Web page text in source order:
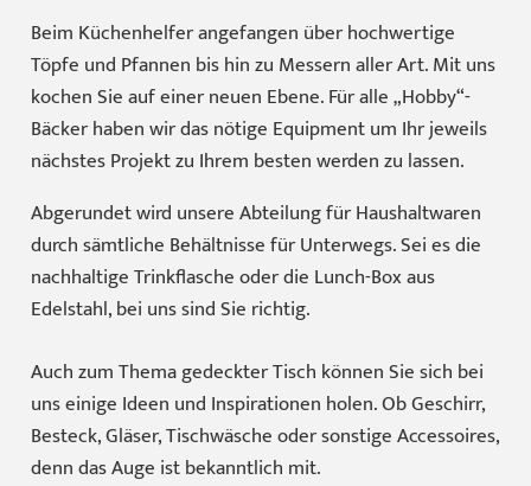
Beim Küchenhelferangefangen über hochwertige
Töpfe und Pfannen bis hin zu Messern aller Art. Mit uns
kochen Sie auf einer neuen Ebene. Für alle „Hobby“-
Bäcker haben wir das nötige Equipment um Ihr jeweils
nächstes Projekt zu Ihrem besten werden zu lassen.
Abgerundet wird unsereAbteilung für Haushaltwaren
durch sämtliche Behältnisse für Unterwegs. Sei es die
nachhaltige Trinkflasche oder die Lunch-Box aus
Edelstahl, bei uns sind Sie richtig.
Auch zum Themagedeckter Tisch können Sie sich bei
uns einige Ideen und Inspirationen holen. Ob Geschirr,
Besteck, Gläser, Tischwäsche oder sonstige Accessoires,
denn das Auge ist bekanntlich mit.